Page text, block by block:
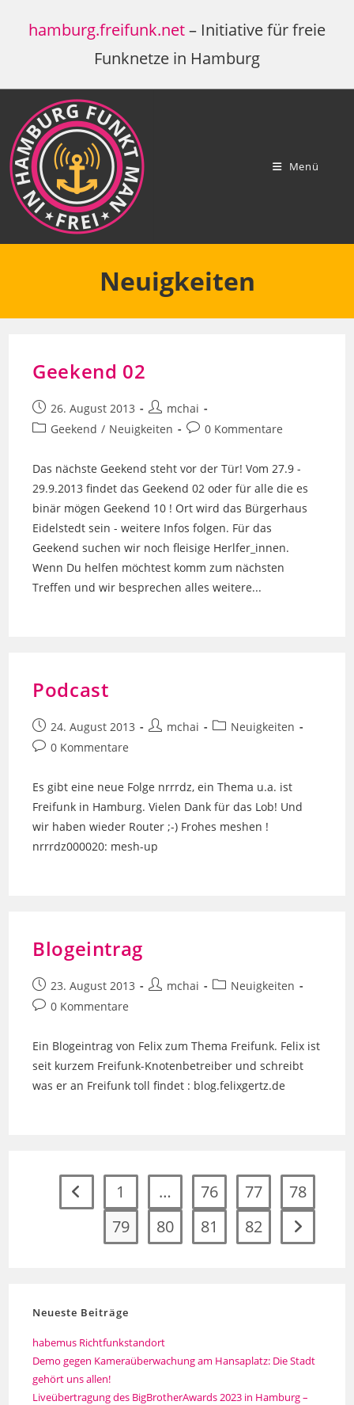
Inhalthamburg.freifunk.net– Initiative für freie
Funknetze in Hamburg
Menü
Neuigkeiten
Geekend 02
Beitrag
veröffentlicht:
26. August 2013
Beitrags-
Autor:
mchai
Beitrags-
Geekend / Neuigkeiten
Beitrags-
0 Kommentare
Das nächste Geekend steht vor der Tür! Vom 27.9 -
29.9.2013 findet das Geekend 02 oder für alle die es
binär mögen Geekend 10 ! Ort wird das Bürgerhaus
Eidelstedt sein - weitere Infos folgen. Für das
Geekend suchen wir noch fleisige Herlfer_innen.
Wenn Du helfen möchtest komm zum nächsten
Treffen und wir besprechen alles weitere...
Podcast
Beitrag
veröffentlicht:
24. August 2013
Beitrags-
mchai
Beitrags-
Neuigkeiten
Beitrags-
0 Kommentare
Es gibt eine neue Folge nrrrdz, ein Thema u.a. ist
Freifunk in Hamburg. Vielen Dank für das Lob! Und
wir haben wieder Router ;-) Frohes meshen !
nrrrdz000020: mesh-up
Blogeintrag
Beitrag
veröffentlicht:
23. August 2013
Beitrags-
mchai
Beitrags-
Neuigkeiten
Beitrags-
0 Kommentare
Ein Blogeintrag von Felix zum Thema Freifunk. Felix ist
seit kurzem Freifunk-Knotenbetreiber und schreibt
was er an Freifunk toll findet : blog.felixgertz.de
Zur vorherigen Seite
1 … 76 77
78
79
80 81 82 Zur
Neueste Beiträge
habemus Richtfunkstandort
Demo gegen Kameraüberwachung am Hansaplatz: Die Stadt
gehört uns allen!
Liveübertragung des BigBrotherAwards 2023 in Hamburg –